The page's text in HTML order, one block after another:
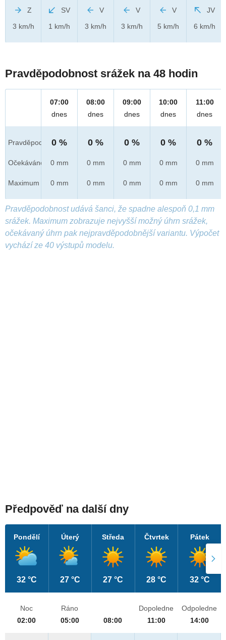
Z
3 km/h
SV
1 km/h
V
3 km/h
V
3 km/h
V
5 km/h
JV
6 km/h
Pravděpodobnost srážek na 48 hodin
Pravděpod.
Očekáváno
Maximum
07:00
dnes
0 %
0 mm
0 mm
08:00
dnes
0 %
0 mm
0 mm
09:00
dnes
0 %
0 mm
0 mm
10:00
dnes
0 %
0 mm
0 mm
11:00
dnes
0 %
0 mm
0 mm
Pravděpodobnost udává šanci, že spadne alespoň 0,1 mm
srážek. Maximum zobrazuje nejvyšší možný úhrn srážek,
očekávaný úhrn pak nejpravděpodobnější variantu. Výpočet
vychází ze 40 výstupů modelu.
Předpověď na další dny
Pondělí
32 °C
Úterý
27 °C
Středa
27 °C
Čtvrtek
28 °C
Pátek
32 °C
Noc
02:00
Ráno
05:00
08:00
Dopoledne
11:00
Odpoledne
14:00